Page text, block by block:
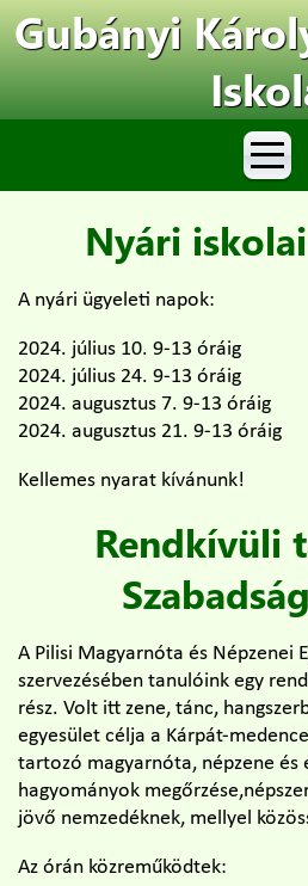
Gubányi
Nyári
A nyári ügyeleti napok:
2024. július 10. 9-13 óráig
2024. július 24. 9-13 óráig
2024. augusztus 7. 9-13 óráig
2024. augusztus 21. 9-13 óráig
Kellemes nyarat kívánunk!
Rendkívüli
A Pilisi Magyarnóta és Népzenei
szervezésében tanulóink egy
rész. Volt itt zene, tánc,
egyesület célja a Kárpát-
tartozó magyarnóta, népzene és
hagyományok megőrzése,
jövő nemzedéknek, mellyel
Az órán közreműködtek: